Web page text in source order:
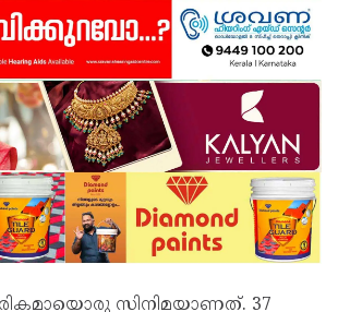
സിനിമയാണത്. 37